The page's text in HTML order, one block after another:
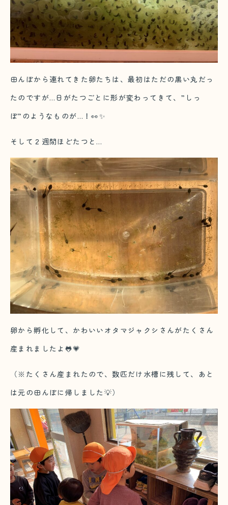
田んぼから連れてきた卵たちは、最初はただの黒い丸だっ
たのですが…日がたつごとに形が変わってきて、”しっ
ぽ”のようなものが…！👀✨
そして２週間ほどたつと…
卵から孵化して、かわいいオタマジャクシさんがたくさん
産まれましたよ🐸💗
（※たくさん産まれたので、数匹だけ水槽に残して、あと
は元の田んぼに帰しました💡）